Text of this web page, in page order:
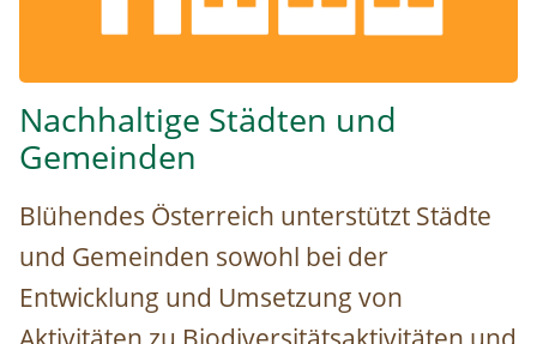
Nachhaltige Städten und
Gemeinden
Blühendes Österreich unterstützt Städte
und Gemeinden sowohl bei der
Entwicklung und Umsetzung von